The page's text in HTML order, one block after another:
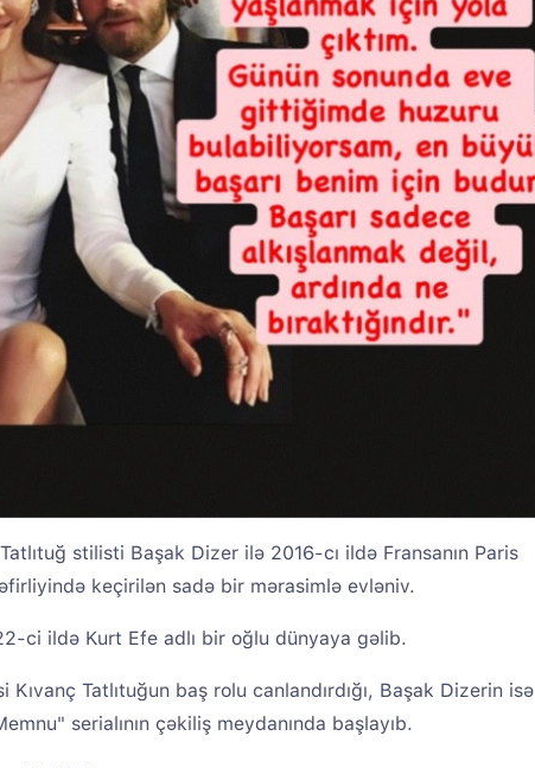
stilisti Başak Dizer ilə 2016-cı ildə Fransanın Paris
keçirilən sadə bir mərasimlə evləniv.
ci ildə Kurt Efe adlı bir oğlu dünyaya gəlib.
Kıvanç Tatlıtuğun baş rolu canlandırdığı, Başak Dizerin isə
serialının çəkiliş meydanında başlayıb.